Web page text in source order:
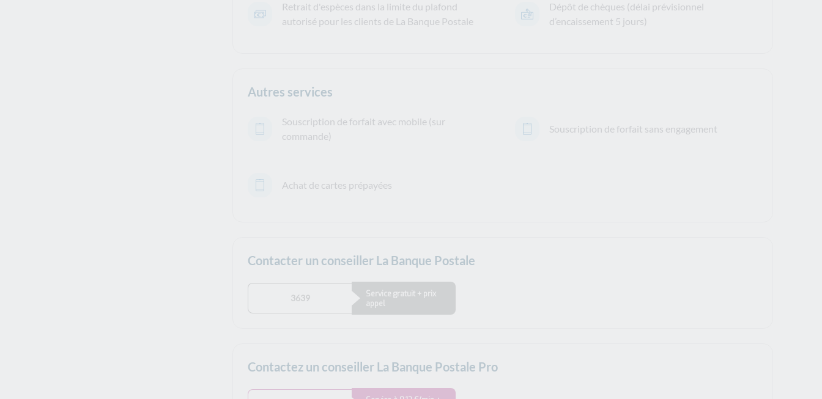
Retrait d'espèces dans la limite du plafond
autorisé pour les clients de La Banque Postale
Dépôt de chèques (délai prévisionnel
d’encaissement 5 jours)
Autres services
Souscription de forfait avec mobile (sur
commande)
Souscription de forfait sans engagement
Achat de cartes prépayées
Contacter un conseiller La Banque Postale
3639
Service gratuit + prix
appel
Contactez un conseiller La Banque Postale Pro